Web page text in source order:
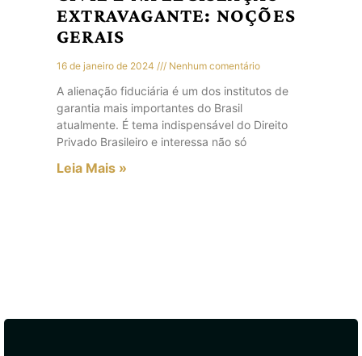
EXTRAVAGANTE: NOÇÕES
GERAIS
16 de janeiro de 2024 Nenhum comentário
A alienação fiduciária é um dos institutos de
garantia mais importantes do Brasil
atualmente. É tema indispensável do Direito
Privado Brasileiro e interessa não só
Leia Mais »